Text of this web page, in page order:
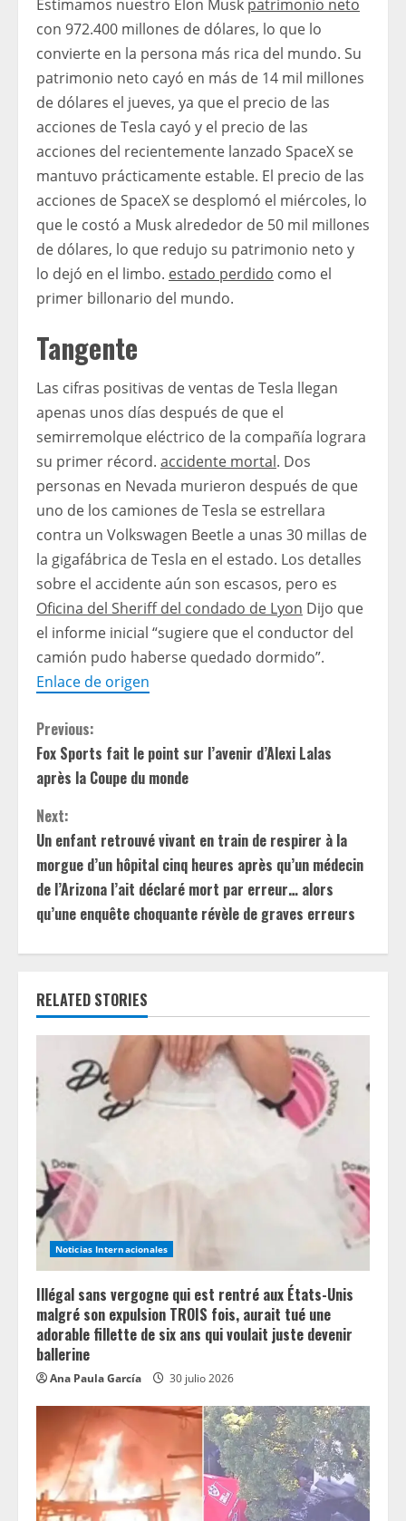
Estimamos nuestro Elon Musk patrimonio neto
con 972.400 millones de dólares, lo que lo
convierte en la persona más rica del mundo. Su
patrimonio neto cayó en más de 14 mil millones
de dólares el jueves, ya que el precio de las
acciones de Tesla cayó y el precio de las
acciones del recientemente lanzado SpaceX se
mantuvo prácticamente estable. El precio de las
acciones de SpaceX se desplomó el miércoles, lo
que le costó a Musk alrededor de 50 mil millones
de dólares, lo que redujo su patrimonio neto y
lo dejó en el limbo. estado perdido como el
primer billonario del mundo.
Tangente
Las cifras positivas de ventas de Tesla llegan
apenas unos días después de que el
semirremolque eléctrico de la compañía lograra
su primer récord. accidente mortal. Dos
personas en Nevada murieron después de que
uno de los camiones de Tesla se estrellara
contra un Volkswagen Beetle a unas 30 millas de
la gigafábrica de Tesla en el estado. Los detalles
sobre el accidente aún son escasos, pero es
Oficina del Sheriff del condado de Lyon Dijo que
el informe inicial “sugiere que el conductor del
camión pudo haberse quedado dormido”.
Enlace de origen
C
o
n
t
i
n
u
e
R
e
a
d
i
n
g
Previous:
Fox Sports fait le point sur l’avenir d’Alexi Lalas
après la Coupe du monde
Next:
Un enfant retrouvé vivant en train de respirer à la
morgue d’un hôpital cinq heures après qu’un médecin
de l’Arizona l’ait déclaré mort par erreur… alors
qu’une enquête choquante révèle de graves erreurs
RELATED STORIES
Noticias Internacionales
Illégal sans vergogne qui est rentré aux États-Unis
malgré son expulsion TROIS fois, aurait tué une
adorable fillette de six ans qui voulait juste devenir
ballerine
Ana Paula García 30 julio 2026